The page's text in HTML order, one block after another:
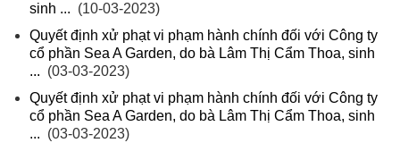
sinh ... (10-03-2023)
Quyết định xử phạt vi phạm hành chính đối với Công ty
cổ phần Sea A Garden, do bà Lâm Thị Cẩm Thoa, sinh
... (03-03-2023)
Quyết định xử phạt vi phạm hành chính đối với Công ty
cổ phần Sea A Garden, do bà Lâm Thị Cẩm Thoa, sinh
... (03-03-2023)